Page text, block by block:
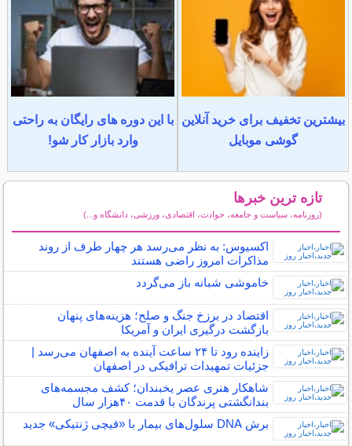
بیشترین تخفیف برای خرید آنلاین
گوشی موبایل
با این دوره های رایگان به راحتی
وارد بازار کار شو!
تازه ترین خبرها
(روزنامه، سیاست و جامعه، حوادث، اقتصادی، ورزشی، دانشگاه و...)
اکسیوس: به نظر می‌رسد هر چهار طرف از روند
مذاکرات امروز راضی هستند
خاموشی شبانه باز می‌گردد
اقتصاد در برزخ جنگ و صلح؛ هزینه‌های پنهان
بازگشت درگیری ایران و آمریکا
زاینده رود تا ۲۴ ساعت آینده به اصفهان می‌رسد |
جزئیات تمهیدات ترافیکی در اصفهان
شاهکار هنری عصر یخبندان؛ کشف مجسمه‌های
بندانگشتی‌ پرندگان با قدمت ۴۰هزار سال
برش DNA سلول‌های بیمار با «قیچی ژنتیکی» جدید